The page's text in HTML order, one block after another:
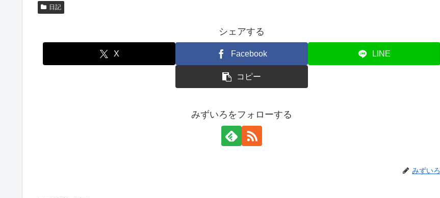
日記
シェアする
X Facebook LINE
コピー
みずいろをフォローする
みずいろ